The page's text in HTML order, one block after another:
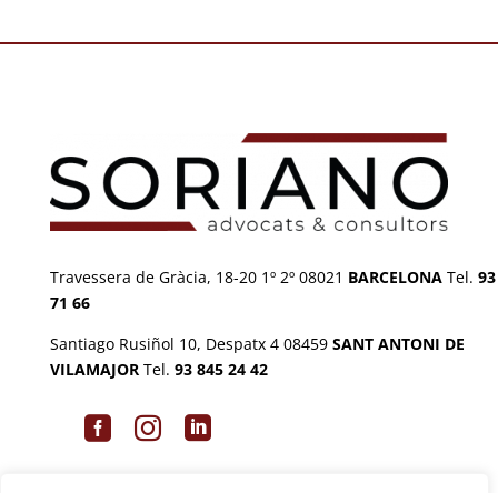
Travessera de Gràcia, 18-20 1º 2º 08021 BARCELONATel.
71 66
Santiago Rusiñol 10, Despatx 4 08459 SANT ANTONI DE
VILAMAJOR Tel. 93 845 24 42
  